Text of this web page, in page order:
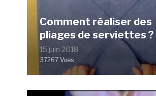
Comment réaliser des
pliages de serviettes ?
15 juin 2018
37267 Vues